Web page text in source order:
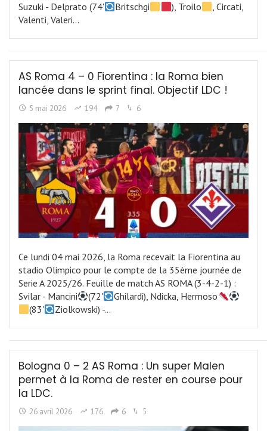
Suzuki - Delprato (74'
Britschgi ), Troilo
, Circati,
Valenti, Valeri…
AS Roma 4 – 0 Fiorentina : la Roma bien
lancée dans le sprint final. Objectif LDC !
5 mai 2026 194 7 6
Ce lundi 04 mai 2026, la Roma recevait la Fiorentina au
stadio Olimpico pour le compte de la 35ème journée de
Serie A 2025/26. Feuille de match AS ROMA (3-4-2-1) :
Svilar - Mancini
(72'
Ghilardi), Ndicka, Hermoso
(83'
Ziolkowski) -…
Bologna 0 – 2 AS Roma : Un super Malen
permet à la Roma de rester en course pour
la LDC.
26 avril 2026 176 6 5